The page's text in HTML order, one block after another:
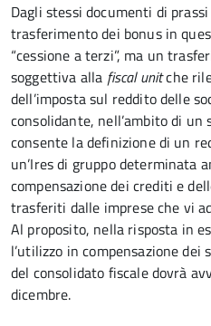
Dagli stessi documenti di
trasferimento dei bonus in
“cessione a terzi”, ma un
soggettiva alla fiscal unitche
dell’imposta sul reddito delle
consolidante, nell’ambito di un
consente la definizione di un
un’Ires di gruppo determinata
compensazione dei crediti e
trasferiti dalle imprese che vi
Al proposito, nella risposta in
l’utilizzo in compensazione
del consolidato fiscale dovrà
dicembre.